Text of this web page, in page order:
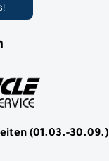
(01.03.-30.09.)